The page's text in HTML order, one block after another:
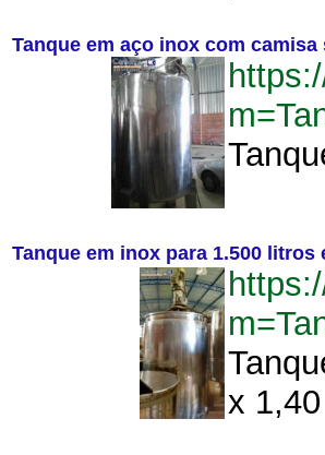
Tanque em aço inox com
Tanque em inox para 1.500
x